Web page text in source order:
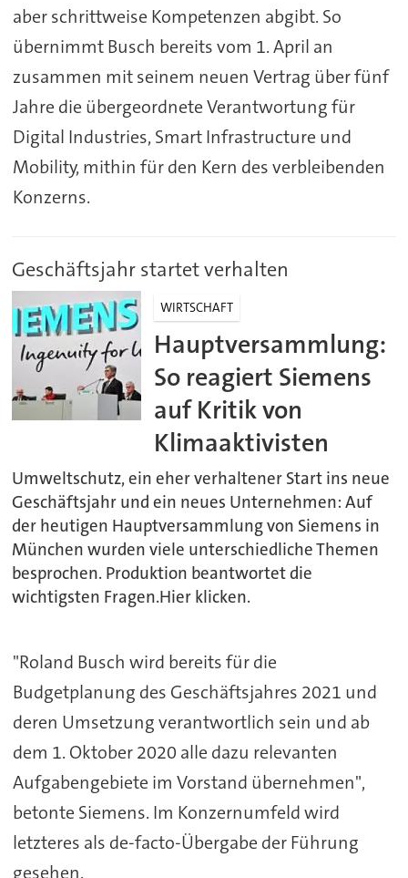
aber schrittweise Kompetenzen abgibt. So
übernimmt Busch bereits vom 1. April an
zusammen mit seinem neuen Vertrag über fünf
Jahre die übergeordnete Verantwortung für
Digital Industries, Smart Infrastructure und
Mobility, mithin für den Kern des verbleibenden
Konzerns.
Geschäftsjahr startet verhalten
WIRTSCHAFT
Hauptversammlung:
So reagiert Siemens
auf Kritik von
Klimaaktivisten
Umweltschutz, ein eher verhaltener Start ins neue
Geschäftsjahr und ein neues Unternehmen: Auf
der heutigen Hauptversammlung von Siemens in
München wurden viele unterschiedliche Themen
besprochen. Produktion beantwortet die
wichtigsten Fragen.Hier klicken.
"Roland Busch wird bereits für die
Budgetplanung des Geschäftsjahres 2021 und
deren Umsetzung verantwortlich sein und ab
dem 1. Oktober 2020 alle dazu relevanten
Aufgabengebiete im Vorstand übernehmen",
betonte Siemens. Im Konzernumfeld wird
letzteres als de-facto-Übergabe der Führung
gesehen.